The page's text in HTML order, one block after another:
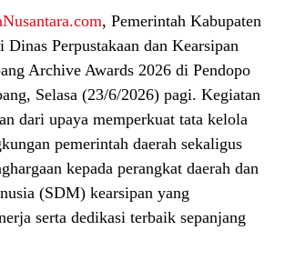
, Pemerintah Kabupaten
Dinas Perpustakaan dan Kearsipan
Archive Awards 2026 di Pendopo
Selasa (23/6/2026) pagi. Kegiatan
dari upaya memperkuat tata kelola
pemerintah daerah sekaligus
kepada perangkat daerah dan
(SDM) kearsipan yang
serta dedikasi terbaik sepanjang